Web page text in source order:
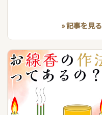
» 記事を見る